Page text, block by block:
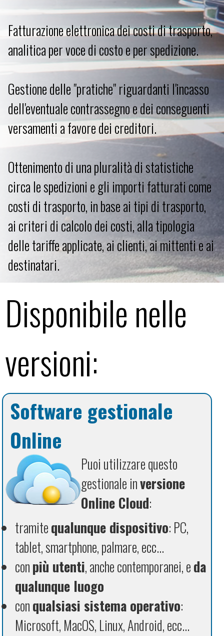
Fatturazione elettronica dei costi di trasporto,
analitica per voce di costo e per spedizione.
Gestione delle "pratiche" riguardanti l'incasso
dell'eventuale contrassegno e dei conseguenti
versamenti a favore dei creditori.
Ottenimento di una pluralità di statistiche
circa le spedizioni e gli importi fatturati come
costi di trasporto, in base ai tipi di trasporto,
ai criteri di calcolo dei costi, alla tipologia
delle tariffe applicate, ai clienti, ai mittenti e ai
destinatari.
Disponibile nelle
versioni:
Software gestionale
Online
Puoi utilizzare questo
gestionale inversione
Online Cloud:
tramitequalunque dispositivo: PC,
tablet, smartphone, palmare, ecc...
conpiù utenti, anche contemporanei, eda
qualunque luogo
conqualsiasi sistema operativo:
Microsoft, MacOS, Linux, Android, ecc...